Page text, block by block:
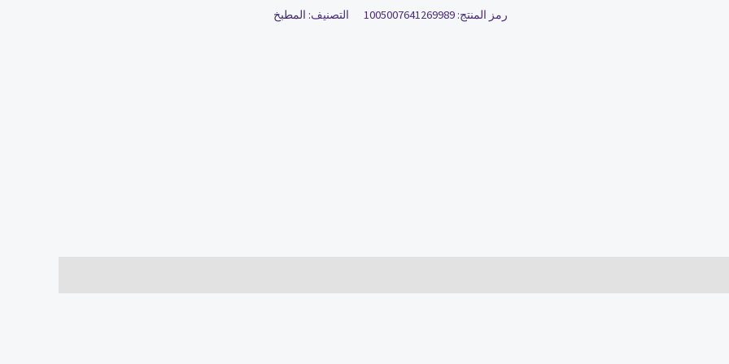
رمز المنتج: 1005007641269989 التصنيف: المطبخ